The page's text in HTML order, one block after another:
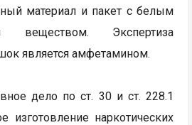
материал и пакет с белым
веществом. Экспертиза
является амфетамином.
дело по ст. 30 и ст. 228.1
наркотических